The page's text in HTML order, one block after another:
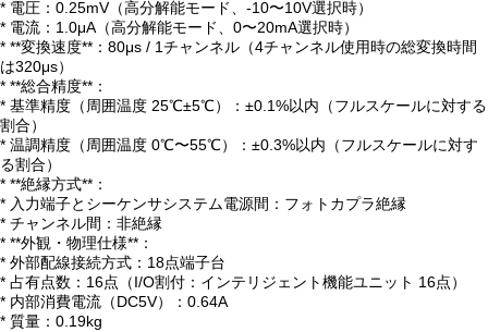
* 電圧：0.25mV（高分解能モード、-10〜10V選択時）
* 電流：1.0μA（高分解能モード、0〜20mA選択時）
* **変換速度**：80μs / 1チャンネル（4チャンネル使用時の総変換時間
は320μs）
* **総合精度**：
* 基準精度（周囲温度 25℃±5℃）：±0.1%以内（フルスケールに対する
割合）
* 温調精度（周囲温度 0℃〜55℃）：±0.3%以内（フルスケールに対す
る割合）
* **絶縁方式**：
* 入力端子とシーケンサシステム電源間：フォトカプラ絶縁
* チャンネル間：非絶縁
* **外観・物理仕様**：
* 外部配線接続方式：18点端子台
* 占有点数：16点（I/O割付：インテリジェント機能ユニット 16点）
* 内部消費電流（DC5V）：0.64A
* 質量：0.19kg